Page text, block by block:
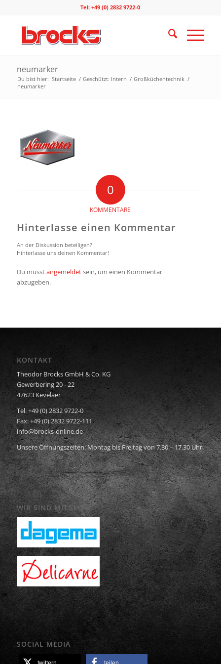
Tel: +49 (0) 2832 9722-0
neumarker
Du bist hier: Startseite / Geschützt: Intern / Großküchentechnik /
neumarker
0
KOMMENTARE
Hinterlasse einen Kommentar
An der Diskussion beteiligen?
Hinterlasse uns deinen Kommentar!
Du musstangemeldetsein, um einen Kommentar
abzugeben.
KONTAKT
Theodor Brocks GmbH & Co. KG
Gewerbering 20 - 22
47623 Kevelaer
Tel: +49 (0) 2832 9722-0
Fax: +49 (0) 2832 9722-111
info@brocks-online.de
Unsere Öffnungszeiten: Montag bis Freitag von 7.30 – 17.30 Uhr.
WIR SIND MITGLIED
SOCIAL MEDIA